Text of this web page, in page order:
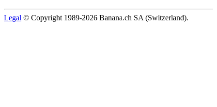
Legal © Copyright 1989-2026 Banana.ch SA (Switzerland).